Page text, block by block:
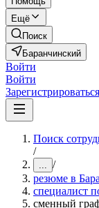
Ещё
Поиск
Баранчинский
Войти
Войти
Зарегистрироваться
Поиск
/
... /
резюме в
специалист
сменный